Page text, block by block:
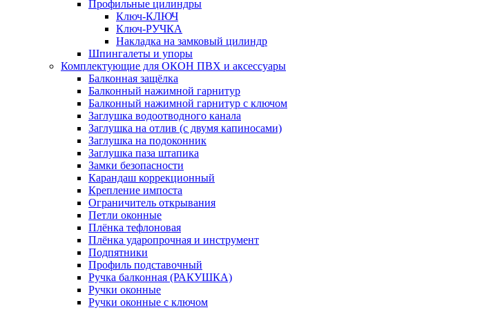
Профильные цилиндры
Ключ-КЛЮЧ
Ключ-РУЧКА
Накладка на замковый цилиндр
Шпингалеты и упоры
Комплектующие для ОКОН ПВХ и аксессуары
Балконная защёлка
Балконный нажимной гарнитур
Балконный нажимной гарнитур с ключом
Заглушка водоотводного канала
Заглушка на отлив (с двумя капиносами)
Заглушка на подоконник
Заглушка паза штапика
Замки безопасности
Карандаш коррекционный
Крепление импоста
Ограничитель открывания
Петли оконные
Плёнка тефлоновая
Плёнка ударопрочная и инструмент
Подпятники
Профиль подставочный
Ручка балконная (РАКУШКА)
Ручки оконные
Ручки оконные с ключом